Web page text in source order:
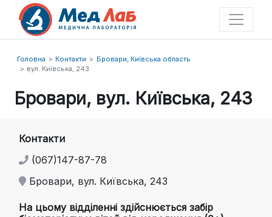
Головна Контакти
Бровари, Київська область
вул. Київська, 243
Бровари, вул. Київська, 243
Контакти
(067)147-87-78
Бровари, вул. Київська, 243
На цьому відділенні здійснюється забір